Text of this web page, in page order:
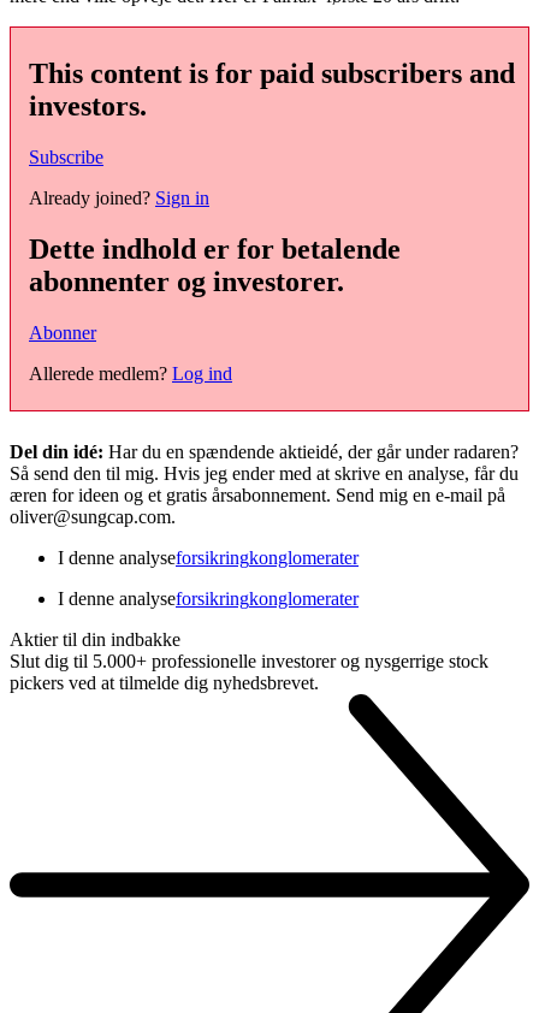
This content is for paid subscribers and
investors.
Subscribe
Already joined? Sign in
Dette indhold er for betalende
abonnenter og investorer.
Abonner
Allerede medlem? Log ind
Del din idé: Har du en spændende aktieidé, der går under radaren?
Så send den til mig. Hvis jeg ender med at skrive en analyse, får du
æren for ideen og et gratis årsabonnement. Send mig en e-mail på
oliver@sungcap.com.
I denne analyseforsikringkonglomerater
I denne analyseforsikringkonglomerater
Aktier til din indbakke
Slut dig til 5.000+ professionelle investorer og nysgerrige stock
pickers ved at tilmelde dig nyhedsbrevet.